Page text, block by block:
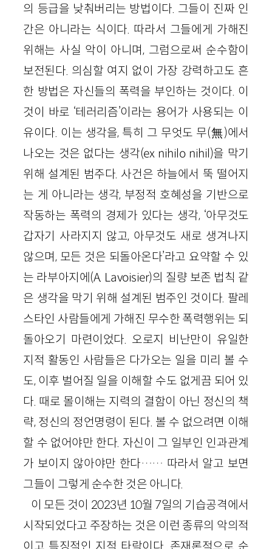
의 등급을 낮춰버리는 방법이다. 그들이 진짜 인
간은 아니라는 식이다. 따라서 그들에게 가해진
위해는 사실 악이 아니며, 그럼으로써 순수함이
보전된다. 의심할 여지 없이 가장 강력하고도 흔
한 방법은 자신들의 폭력을 부인하는 것이다. 이
것이 바로 ‘테러리즘’이라는 용어가 사용되는 이
유이다. 이는 생각을, 특히 그 무엇도 무(無)에서
나오는 것은 없다는 생각(ex nihilo nihil)을 막기
위해 설계된 범주다. 사건은 하늘에서 뚝 떨어지
는 게 아니라는 생각, 부정적 호혜성을 기반으로
작동하는 폭력의 경제가 있다는 생각, ‘아무것도
갑자기 사라지지 않고, 아무것도 새로 생겨나지
않으며, 모든 것은 되돌아온다’라고 요약할 수 있
는 라부아지에(A. Lavoisier)의 질량 보존 법칙 같
은 생각을 막기 위해 설계된 범주인 것이다. 팔레
스타인 사람들에게 가해진 무수한 폭력행위는 되
돌아오기 마련이었다. 오로지 비난만이 유일한
지적 활동인 사람들은 다가오는 일을 미리 볼 수
도, 이후 벌어질 일을 이해할 수도 없게끔 되어 있
다. 때로 몰이해는 지력의 결함이 아닌 정신의 책
략, 정신의 정언명령이 된다. 볼 수 없으려면 이해
할 수 없어야만 한다. 자신이 그 일부인 인과관계
가 보이지 않아야만 한다…… 따라서 알고 보면
그들이 그렇게 순수한 것은 아니다.
이 모든 것이 2023년 10월 7일의 기습공격에서
시작되었다고 주장하는 것은 이런 종류의 악의적
이고 특징적인 지적 타락이다. 존재론적으로 순